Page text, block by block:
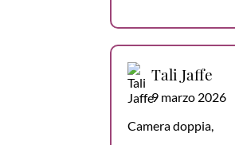
Tali Jaffe
9 marzo 2026
Camera doppia,